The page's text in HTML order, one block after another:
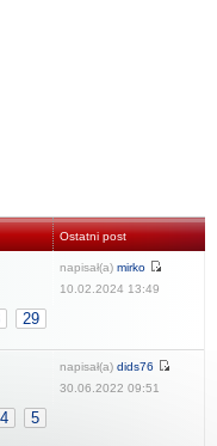
Ostatni post
29
napisał(a) mirko
10.02.2024 13:49
4 5
napisał(a) dids76
30.06.2022 09:51